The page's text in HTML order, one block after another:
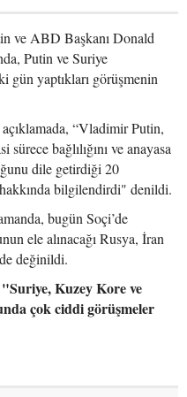
ve ABD Başkanı Donald
Putin ve Suriye
gün yaptıkları görüşmenin
“Vladimir Putin,
sürece bağlılığını ve anayasa
dile getirdiği 20
bilgilendirdi" denildi.
bugün Soçi’de
ele alınacağı Rusya, İran
değinildi.
Kuzey Kore ve
çok ciddi görüşmeler